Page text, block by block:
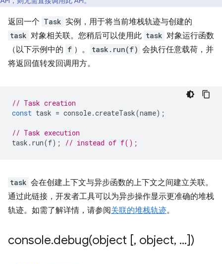
返回一个 Task 实例，用于将当前堆栈轨迹与创建的
task 对象相关联。您稍后可以使用此 task 对象运行函数
（以下示例中的 f ）。 task.run(f) 会执行任意载荷，并
将返回值转发回调用方。
// Task creation
const task = console.createTask(name);
// Task execution
task . run(f); // instead of f();
task 会在创建上下文与异步函数的上下文之间建立关联。
通过此链接，开发者工具可以为异步操作显示更准确的堆栈
轨迹。如需了解详情，请参阅关联的堆栈轨迹。
console.debug(object [, object, ...])